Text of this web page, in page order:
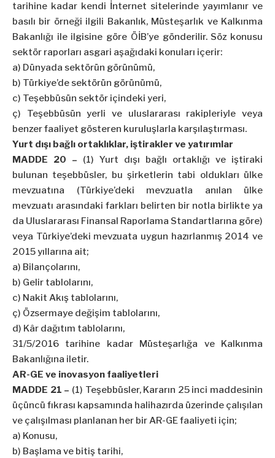
tarihine kadar kendi İnternet sitelerinde yayımlanır ve
basılı bir örneği ilgili Bakanlık, Müsteşarlık ve Kalkınma
Bakanlığı ile ilgisine göre ÖİB’ye gönderilir. Söz konusu
sektör raporları asgari aşağıdaki konuları içerir:
a) Dünyada sektörün görünümü,
b) Türkiye’de sektörün görünümü,
c) Teşebbüsün sektör içindeki yeri,
ç) Teşebbüsün yerli ve uluslararası rakipleriyle veya
benzer faaliyet gösteren kuruluşlarla karşılaştırması.
Yurt dışı bağlı ortaklıklar, iştirakler ve yatırımlar
MADDE 20 – (1) Yurt dışı bağlı ortaklığı ve iştiraki
bulunan teşebbüsler, bu şirketlerin tabi oldukları ülke
mevzuatına (Türkiye’deki mevzuatla anılan ülke
mevzuatı arasındaki farkları belirten bir notla birlikte ya
da Uluslararası Finansal Raporlama Standartlarına göre)
veya Türkiye’deki mevzuata uygun hazırlanmış 2014 ve
2015 yıllarına ait;
a) Bilançolarını,
b) Gelir tablolarını,
c) Nakit Akış tablolarını,
ç) Özsermaye değişim tablolarını,
d) Kâr dağıtım tablolarını,
31/5/2016 tarihine kadar Müsteşarlığa ve Kalkınma
Bakanlığına iletir.
AR-GE ve inovasyon faaliyetleri
MADDE 21 – (1) Teşebbüsler, Kararın 25 inci maddesinin
üçüncü fıkrası kapsamında halihazırda üzerinde çalışılan
ve çalışılması planlanan her bir AR-GE faaliyeti için;
a) Konusu,
b) Başlama ve bitiş tarihi,